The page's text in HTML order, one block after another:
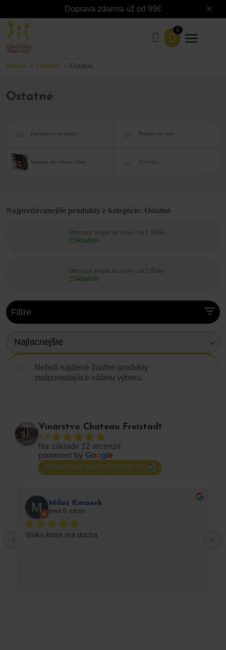
Doprava zdarma už od 99€
0
Domov > Obchod > Ostatné
Ostatné
Darčekové poukazy Poháre na víno
Stojany na vínové fľaše Vývrtky
Najpredávanejšie produkty z kategórie: Ostatné
Drevený stojan na víno - na 1 fľašu
Skladom
Drevený stojan na víno - na 2 fľaše
Skladom
Filtre
Najlacnejšie
Neboli nájdené žiadne produkty
zodpovedajúce vášmu výberu.
Vinárstvo Chateau Freistadt
4.9
Na základe 12 recenzií
powered by Goog e
zanechajte nám recenziu na
Milos Kmosek
pred 6 rokmi
Vinko ktore ma ducha